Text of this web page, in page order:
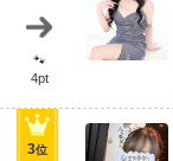
🐾
4pt
3位